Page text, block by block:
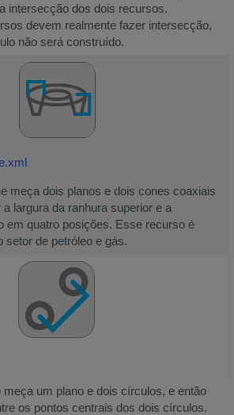
intersecção dos dois recursos.
devem realmente fazer intersecção,
não será construído.
meça dois planos e dois cones coaxiais
largura da ranhura superior e a
em quatro posições. Esse recurso é
setor de petróleo e gás.
meça um plano e dois círculos, e então
os pontos centrais dos dois círculos.